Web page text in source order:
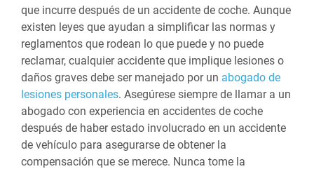
que incurre después de un accidente de coche. Aunque
existen leyes que ayudan a simplificar las normas y
reglamentos que rodean lo que puede y no puede
reclamar, cualquier accidente que implique lesiones o
daños graves debe ser manejado por un abogado de
lesiones personales. Asegúrese siempre de llamar a un
abogado con experiencia en accidentes de coche
después de haber estado involucrado en un accidente
de vehículo para asegurarse de obtener la
compensación que se merece. Nunca tome la